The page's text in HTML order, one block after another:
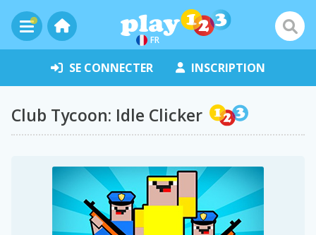
FR
SE CONNECTER INSCRIPTION
Club Tycoon: Idle Clicker